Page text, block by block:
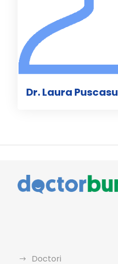
Dr. Laura Puscasu
Doctori